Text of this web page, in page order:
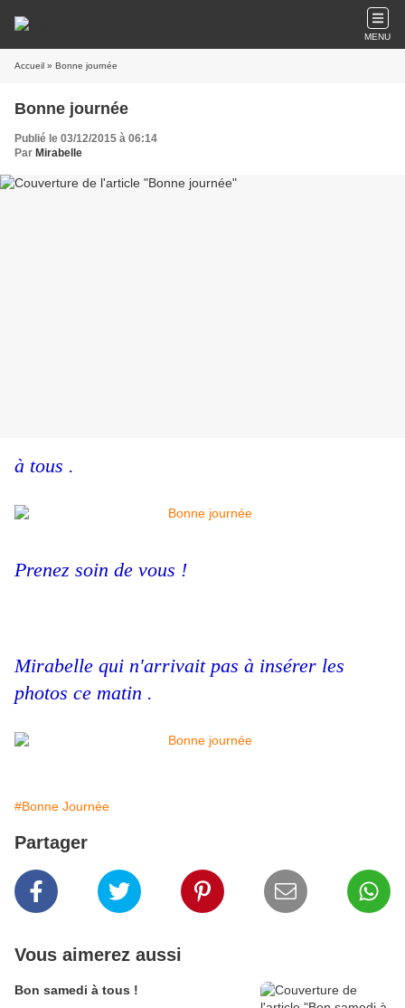
MENU
Accueil » Bonne journée
Bonne journée
Publié le 03/12/2015 à 06:14
Par Mirabelle
à tous .
Prenez soin de vous !
Mirabelle qui n'arrivait pas à insérer les
photos ce matin .
#Bonne Journée
Partager
Vous aimerez aussi
Bon samedi à tous !